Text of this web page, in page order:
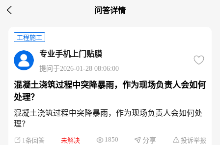
 问答详情
工程施工
专业手机上门贴膜
提问于2026-01-28 08:06:00
混凝土浇筑过程中突降暴雨，作为现场负责人会如何
处理？
混凝土浇筑过程中突降暴雨，作为现场负责人会如何处
理？
1条回答 未解决 1850 分享 投诉举报